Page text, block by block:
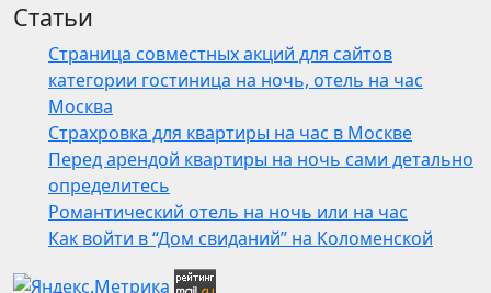
Статьи
Страница совместных акций для сайтов
категории гостиница на ночь, отель на час
Москва
Страхровка для квартиры на час в Москве
Перед арендой квартиры на ночь сами детально
определитесь
Романтический отель на ночь или на час
Как войти в “Дом свиданий” на Коломенской